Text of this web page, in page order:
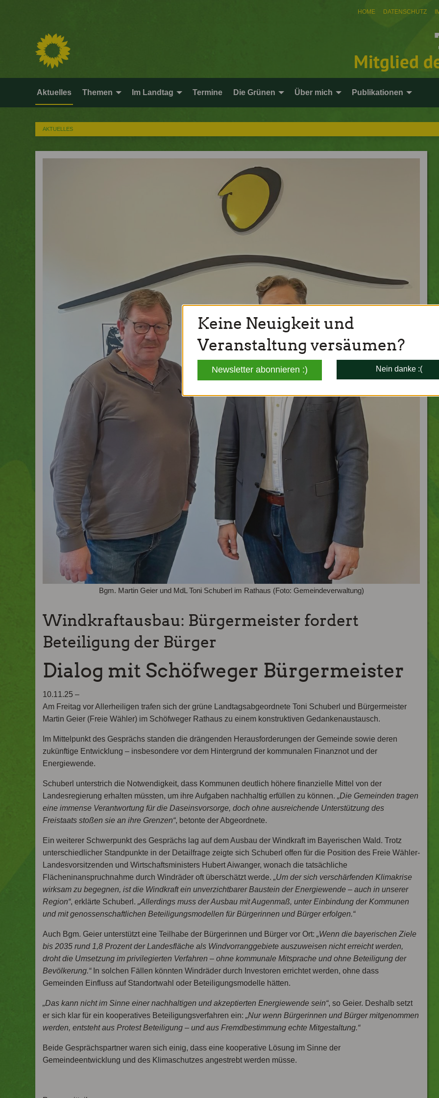
HOME DATENSCHUTZ
Mitglied
Aktuelles Themen Im Landtag Termine Die Grünen Über mich Publikationen
AKTUELLES
Bgm. Martin Geier und MdL Toni Schuberl im Rathaus (Foto: Gemeindeverwaltung)
Windkraftausbau: Bürgermeister fordert
Beteiligung der Bürger
Dialog mit Schöfweger Bürgermeister
10.11.25 –
Am Freitag vor Allerheiligen trafen sich der grüne Landtagsabgeordnete Toni Schuberl und Bürgermeister
Martin Geier (Freie Wähler) im Schöfweger Rathaus zu einem konstruktiven Gedankenaustausch.
Im Mittelpunkt des Gesprächs standen die drängenden Herausforderungen der Gemeinde sowie deren
zukünftige Entwicklung – insbesondere vor dem Hintergrund der kommunalen Finanznot und der
Energiewende.
Schuberl unterstrich die Notwendigkeit, dass Kommunen deutlich höhere finanzielle Mittel von der
Landesregierung erhalten müssten, um ihre Aufgaben nachhaltig erfüllen zu können. „Die Gemeinden tragen
eine immense Verantwortung für die Daseinsvorsorge, doch ohne ausreichende Unterstützung des
Freistaats stoßen sie an ihre Grenzen“, betonte der Abgeordnete.
Ein weiterer Schwerpunkt des Gesprächs lag auf dem Ausbau der Windkraft im Bayerischen Wald. Trotz
unterschiedlicher Standpunkte in der Detailfrage zeigte sich Schuberl offen für die Position des Freie Wähler-
Landesvorsitzenden und Wirtschaftsministers Hubert Aiwanger, wonach die tatsächliche
Flächeninanspruchnahme durch Windräder oft überschätzt werde. „Um der sich verschärfenden Klimakrise
wirksam zu begegnen, ist die Windkraft ein unverzichtbarer Baustein der Energiewende – auch in unserer
Region“, erklärte Schuberl. „Allerdings muss der Ausbau mit Augenmaß, unter Einbindung der Kommunen
und mit genossenschaftlichen Beteiligungsmodellen für Bürgerinnen und Bürger erfolgen.“
Auch Bgm. Geier unterstützt eine Teilhabe der Bürgerinnen und Bürger vor Ort: „Wenn die bayerischen Ziele
bis 2035 rund 1,8 Prozent der Landesfläche als Windvorranggebiete auszuweisen nicht erreicht werden,
droht die Umsetzung im privilegierten Verfahren – ohne kommunale Mitsprache und ohne Beteiligung der
Bevölkerung.“In solchen Fällen könnten Windräder durch Investoren errichtet werden, ohne dass
Gemeinden Einfluss auf Standortwahl oder Beteiligungsmodelle hätten.
„Das kann nicht im Sinne einer nachhaltigen und akzeptierten Energiewende sein“, so Geier. Deshalb setzt
er sich klar für ein kooperatives Beteiligungsverfahren ein: „Nur wenn Bürgerinnen und Bürger mitgenommen
werden, entsteht aus Protest Beteiligung – und aus Fremdbestimmung echte Mitgestaltung.“
Beide Gesprächspartner waren sich einig, dass eine kooperative Lösung im Sinne der
Gemeindeentwicklung und des Klimaschutzes angestrebt werden müsse.
Keine Neuigkeit und
Veranstaltung versäumen?
Newsletter abonnieren :) Nein danke :(